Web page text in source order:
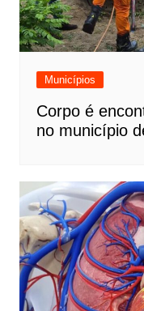
Municípios
Corpo é
no município